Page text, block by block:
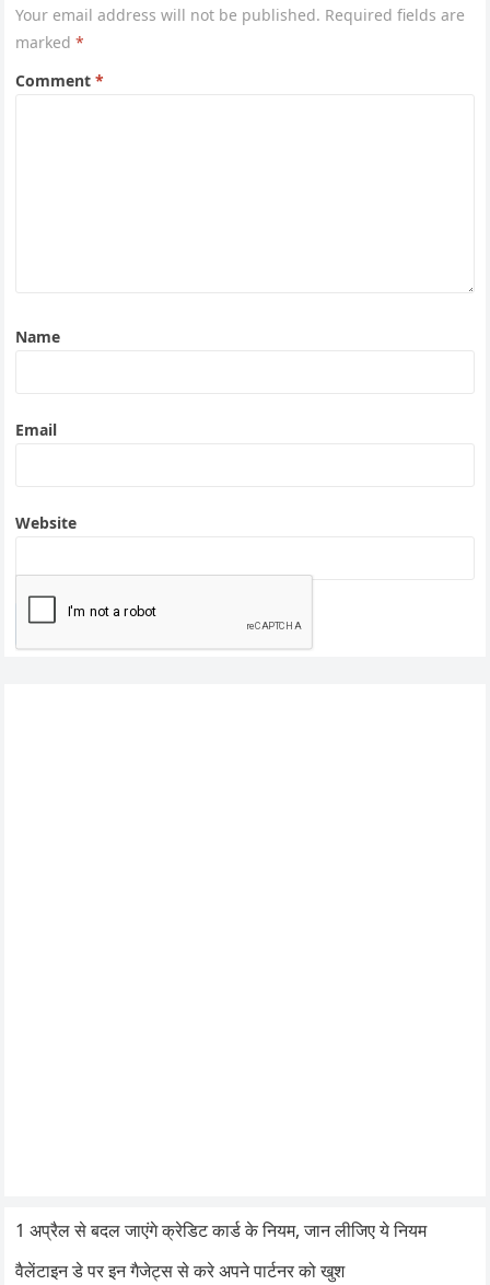
Your email address will not be published. Required fields are
marked*
Comment*
Name
Email
Website
1 अप्रैल से बदल जाएंगे क्रेडिट कार्ड के नियम, जान लीजिए ये नियम
वैलेंटाइन डे पर इन गैजेट्स से करे अपने पार्टनर को खुश